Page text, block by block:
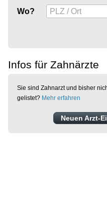
Wo?
Infos für Zahnärzte
Sie sind Zahnarzt und bisher
gelistet? Mehr erfahren
Neuen Arzt-